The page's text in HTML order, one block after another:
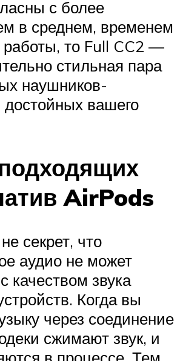
с более
в среднем, временем
работы, то Full CC2 —
стильная пара
наушников-
вашего
AirPods
секрет, что
аудио не может
качеством звука
Когда вы
через соединение
сжимают звук, и